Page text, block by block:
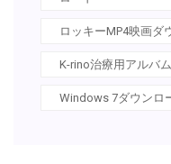
ロッキーMP4映画ダ
K-rino治療用アルバ
Windows 7ダウンロ